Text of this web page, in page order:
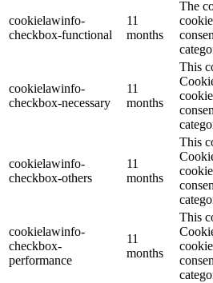
cookielawinfo-
checkbox-functional
11
months
The
cookielawinfo-
checkbox-necessary
11
months
This
cookielawinfo-
checkbox-others
11
months
This
cookielawinfo-
checkbox-
performance
11
months
This